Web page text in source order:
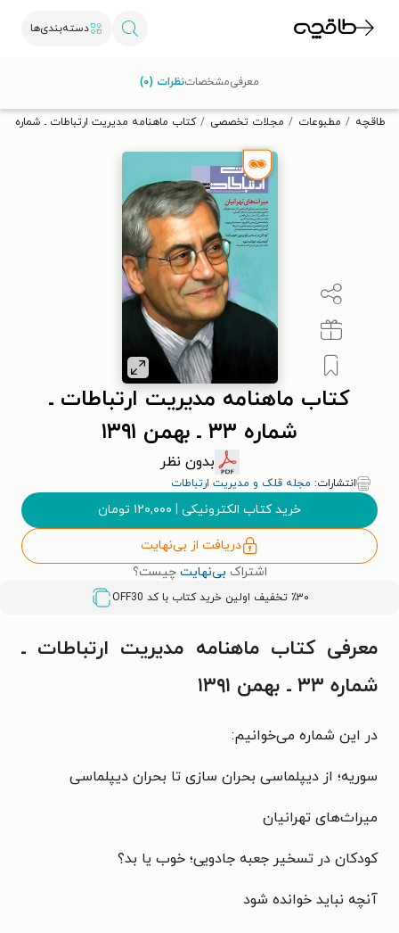
دسته‌بندی‌ها
تخفیف از طاقچه دریافت کن.
طاقچه مطبوعات مجلات تخصصی کتاب ماهنامه مدیریت ارتباطات ـ شماره ۳۳ ـ بهمن ۱۳۹۱
کتاب ماهنامه مدیریت ارتباطات ـ
شماره ۳۳ ـ بهمن ۱۳۹۱
بدون نظر
انتشارات: مجله قلک و مدیریت ارتباطات
خرید کتاب الکترونیکی | ۱۲۰,۰۰۰ تومان
دریافت از بی‌نهایت
اشتراک بی‌نهایت چیست؟
٪۳۰ تخفیف اولین خرید کتاب با کد OFF30
معرفیمشخصاتنظرات (۰)
معرفی کتاب ماهنامه مدیریت ارتباطات ـ
شماره ۳۳ ـ بهمن ۱۳۹۱
در این شماره می‌خوانیم:
سوریه؛ از دیپلماسی بحران سازی تا بحران دیپلماسی
میراث‌های تهرانیان
کودکان در تسخیر جعبه جادویی؛ خوب یا بد؟
آنچه نباید خوانده شود